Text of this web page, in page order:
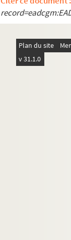
Plan du site
v 31.1.0